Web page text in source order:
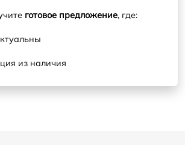
готовое предложение, где:
из наличия